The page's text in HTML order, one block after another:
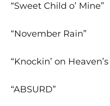
“Sweet Child o’ Mine”
“November Rain”
“Knockin’ on
“ABSURD”